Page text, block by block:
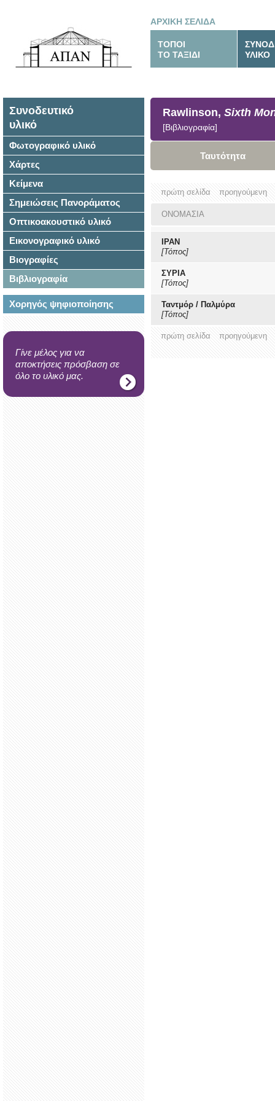
ΑΡΧΙΚΗ ΣΕΛΙΔΑ
ΤΟΠΟΙ
ΤΟ ΤΑΞΙΔΙ
ΥΛΙΚΟ
Συνοδευτικό
υλικό
Φωτογραφικό υλικό
Χάρτες
Κείμενα
Σημειώσεις Πανοράματος
Οπτικοακουστικό υλικό
Εικονογραφικό υλικό
Βιογραφίες
Βιβλιογραφία
Χορηγός ψηφιοποίησης
Γίνε μέλος για να
αποκτήσεις πρόσβαση σε
όλο το υλικό μας.
Rawlinson, Sixth
[Βιβλιογραφία]
Ταυτότητα
πρώτη σελίδα προηγούμενη
ΟΝΟΜΑΣΙΑ
ΙΡΑΝ
[Τόπος]
ΣΥΡΙΑ
[Τόπος]
Ταντμόρ / Παλμύρα
[Τόπος]
πρώτη σελίδα προηγούμενη